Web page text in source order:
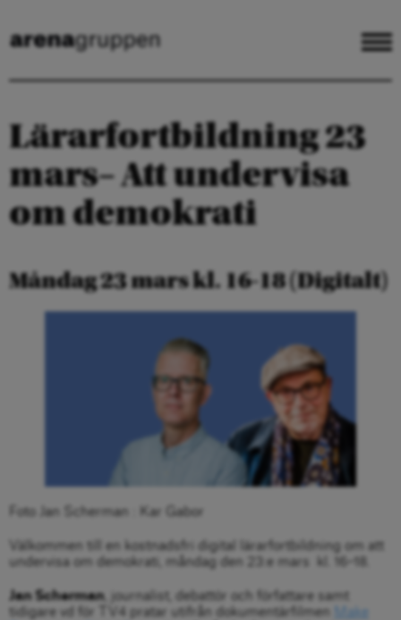
Lärarfortbildning 23
mars– Att undervisa
om demokrati
Måndag 23 mars kl. 16-18 (Digitalt)
Foto Jan Scherman : Kar Gabor
Välkommen till en kostnadsfri digital lärarfortbildning om att
undervisa om demokrati, måndag den 23:e mars kl. 16–18.
Jan Scherman , journalist, debattör och författare samt
tidigare vd för TV4 pratar utifrån dokumentärfilmen
Make